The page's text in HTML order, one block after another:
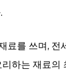
를 쓰며, 전
하는 재료의